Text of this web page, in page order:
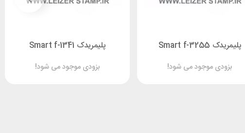
پلیمریدک Smart f-3255
بزودی موجود می شود!
پلیمریدک Smart f-1341
بزودی موجود می شود!